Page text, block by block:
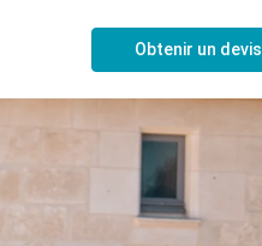
Obtenir un devis